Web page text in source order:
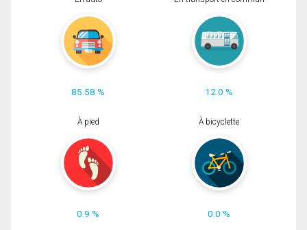
85.58 % 12.0 %
À pied
0.9 %
À bicyclette
0.0 %